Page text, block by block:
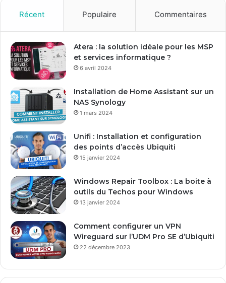
r
e
a
d
s
e
m
a
Récent Populaire Commentaires
Atera : la solution idéale pour les MSP
et services informatique ?
6 avril 2024
Installation de Home Assistant sur un
NAS Synology
1 mars 2024
Unifi : Installation et configuration
des points d’accès Ubiquiti
15 janvier 2024
Windows Repair Toolbox : La boite à
outils du Techos pour Windows
13 janvier 2024
Comment configurer un VPN
Wireguard sur l’UDM Pro SE d’Ubiquiti
22 décembre 2023